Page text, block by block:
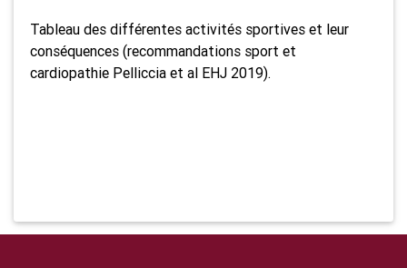
Tableau des différentes activités sportives et leur
conséquences (recommandations sport et
cardiopathie Pelliccia et al EHJ 2019).